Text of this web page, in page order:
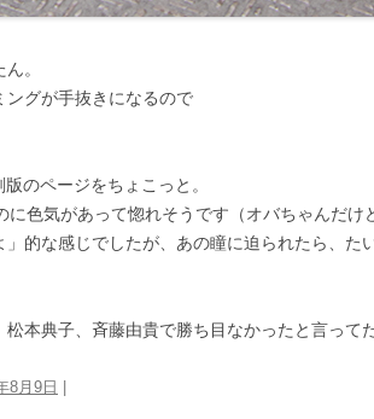
。
ングが手抜きになるので
のページをちょこっと。
色気があって惚れそうです（オバちゃんだけ
的な感じでしたが、あの瞳に迫られたら、た
本典子、斉藤由貴で勝ち目なかったと言って
8月9日